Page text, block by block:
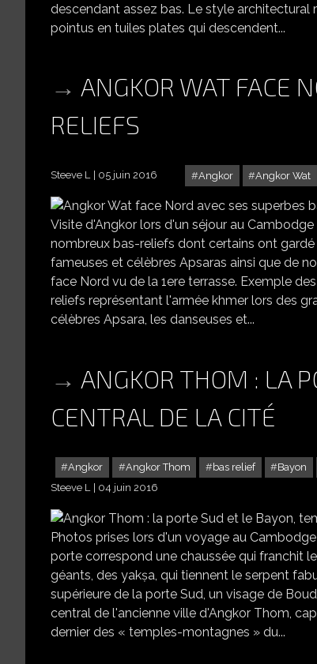
descendant assez bas. Le style architectural
pointus en tuiles plates qui descendent...
ANGKOR WAT FACE
RELIEFS
Angkor Angkor Wat
Steeve L 05 juin 2016
Visite d'Angkor lors d'un séjour au
nombreux bas-reliefs dont certains ont
fameuses et célèbres Apsaras ainsi que de
face Nord vu de la 1ere terrasse. Exemple
reliefs représentant l'armée khmer lors des
célèbres Apsara, les danseuses et...
ANGKOR THOM : LA
CENTRAL DE LA CITÉ
Angkor Angkor Thom bas relief Bayon
Steeve L
04 juin 2016
Photos prises lors d'un voyage au
porte correspond une chaussée qui franchit
géants, des yakṣa, qui tiennent le serpent
supérieure de la porte Sud, un visage de
central de l'ancienne ville d'Angkor Thom,
dernier des « temples-montagnes » du...